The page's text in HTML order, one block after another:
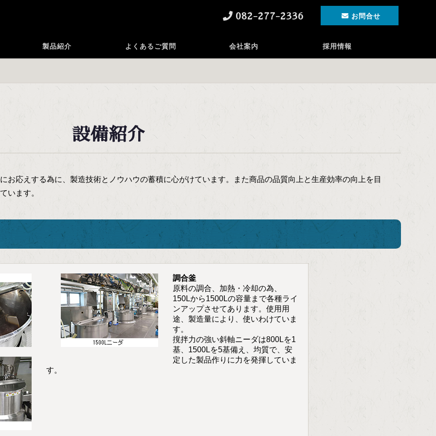
お問合せ
082-277-2336
製品紹介 よくあるご質問 会社案内 採用情報
設備紹介
お応えする為に、製造技術とノウハウの蓄積に心がけています。また商品の品質向上と生産効率の向上を目
います。
調合釜
原料の調合、加熱・冷却の為、
150Lから1500Lの容量まで各種ライ
ンアップさせてあります。使用用
途、製造量により、使いわけていま
す。
撹拌力の強い斜軸ニーダは800Lを1
基、1500Lを5基備え、均質で、安
定した製品作りに力を発揮していま
す。